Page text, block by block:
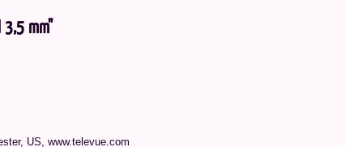
3,5 mm"
US, www.televue.com